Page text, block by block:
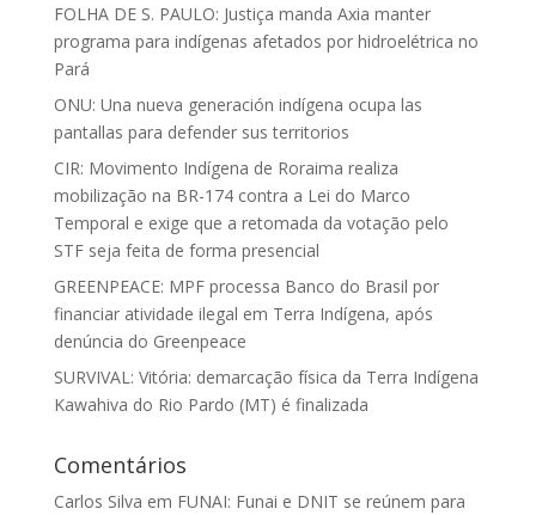
FOLHA DE S. PAULO: Justiça manda Axia manter
programa para indígenas afetados por hidroelétrica no
Pará
ONU: Una nueva generación indígena ocupa las
pantallas para defender sus territorios
CIR: Movimento Indígena de Roraima realiza
mobilização na BR-174 contra a Lei do Marco
Temporal e exige que a retomada da votação pelo
STF seja feita de forma presencial
GREENPEACE: MPF processa Banco do Brasil por
financiar atividade ilegal em Terra Indígena, após
denúncia do Greenpeace
SURVIVAL: Vitória: demarcação física da Terra Indígena
Kawahiva do Rio Pardo (MT) é finalizada
Comentários
Carlos Silva em FUNAI: Funai e DNIT se reúnem para